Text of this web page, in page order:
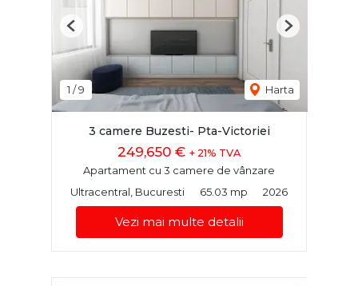
1 /9 Harta
Previous Next
3 camere Buzesti- Pta-Victoriei
249,650 € + 21% TVA
Apartament cu 3 camere de vânzare
Ultracentral, Bucuresti
65.03 mp 2026
Vezi mai multe detalii